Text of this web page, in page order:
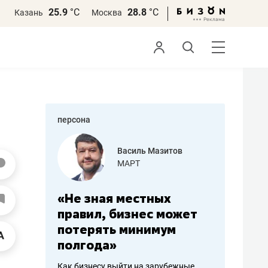
Казань 25.9 °С Москва 28.8 °С
персона
работа
Василь Мазитов
МАРТ
«Не зная местных
правил, бизнес может
потерять минимум
полгода»